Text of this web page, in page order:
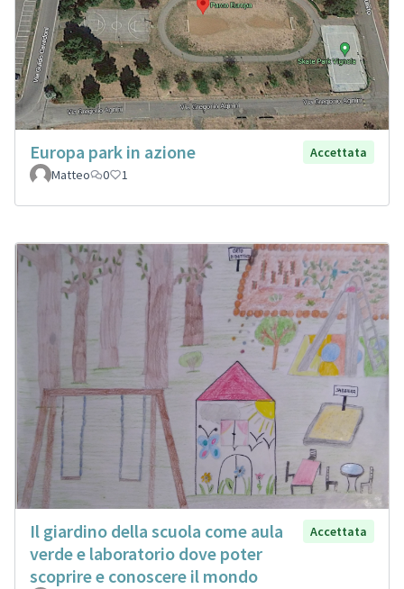
Europa park in azione
Accettata
Matteo
0 1
Il giardino della scuola come aula
verde e laboratorio dove poter
scoprire e conoscere il mondo
Accettata